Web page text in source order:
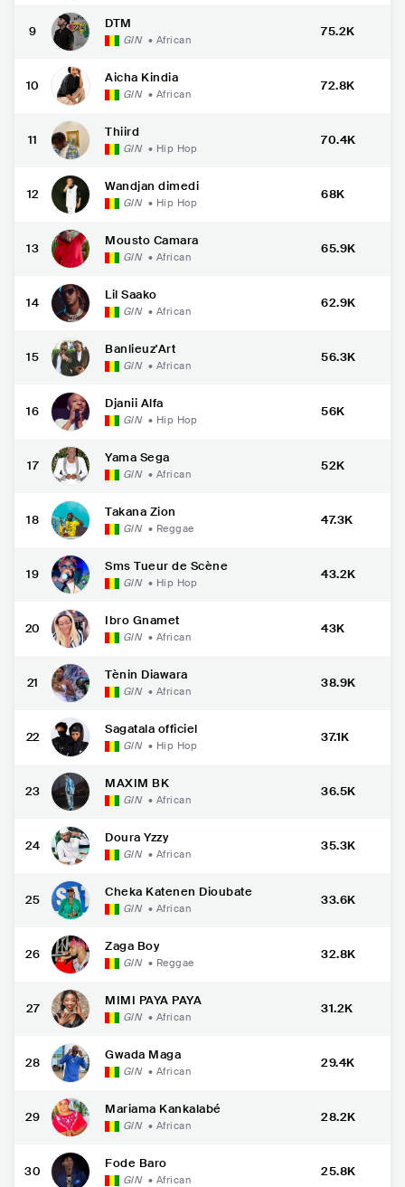
9
DTM
GIN • African
75.2K
10
Aicha Kindia
GIN • African
72.8K
11
Thiird
GIN • Hip Hop
70.4K
12
Wandjan dimedi
GIN • Hip Hop
68K
13
Mousto Camara
GIN • African
65.9K
14
Lil Saako
GIN • African
62.9K
15
Banlieuz'Art
GIN • African
56.3K
16
Djanii Alfa
GIN • Hip Hop
56K
17
Yama Sega
GIN • African
52K
18
Takana Zion
GIN • Reggae
47.3K
19
Sms Tueur de Scène
GIN • Hip Hop
43.2K
20
Ibro Gnamet
GIN • African
43K
21
Tènin Diawara
GIN • African
38.9K
22
Sagatala officiel
GIN • Hip Hop
37.1K
23
MAXIM BK
GIN • African
36.5K
24
Doura Yzzy
GIN • African
35.3K
25
Cheka Katenen Dioubate
GIN • African
33.6K
26
Zaga Boy
GIN • Reggae
32.8K
27
MIMI PAYA PAYA
GIN • African
31.2K
28
Gwada Maga
GIN • African
29.4K
29
Mariama Kankalabé
GIN • African
28.2K
30
Fode Baro
GIN • African
25.8K